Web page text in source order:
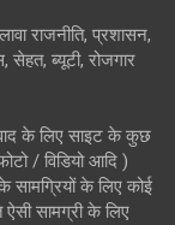
राजनीति, प्रशासन,
ब्यूटी, रोजगार
के लिए साइट के कुछ
/ विडियो आदि )
सामग्रियों के लिए कोई
ऐसी सामग्री के लिए